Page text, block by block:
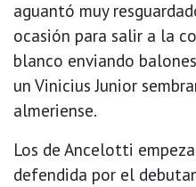
aguantó muy
ocasión para salir a la
blanco enviando
un Vinicius Junior
almeriense.
Los de Ancelotti
defendida por el